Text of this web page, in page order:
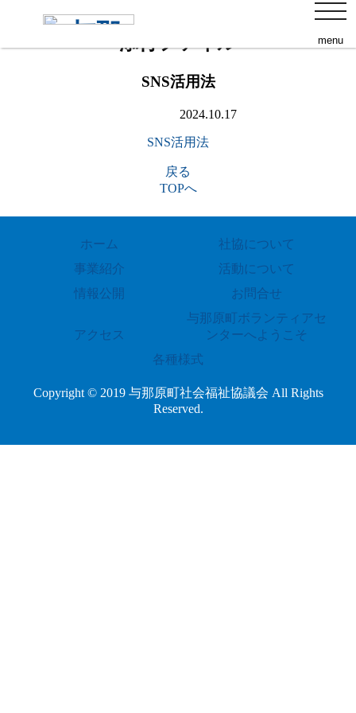
menu
添付ファイル
SNS活用法
2024.10.17
SNS活用法
戻る
TOPへ
ホーム
社協について
事業紹介
活動について
情報公開
お問合せ
アクセス
与那原町ボランティアセ
ンターへようこそ
各種様式
Copyright © 2019 与那原町社会福祉協議会 All Rights
Reserved.